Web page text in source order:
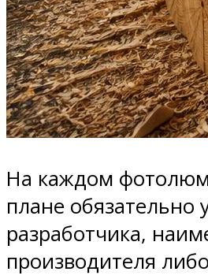
На каждом
плане обязательно
разработчика,
производителя